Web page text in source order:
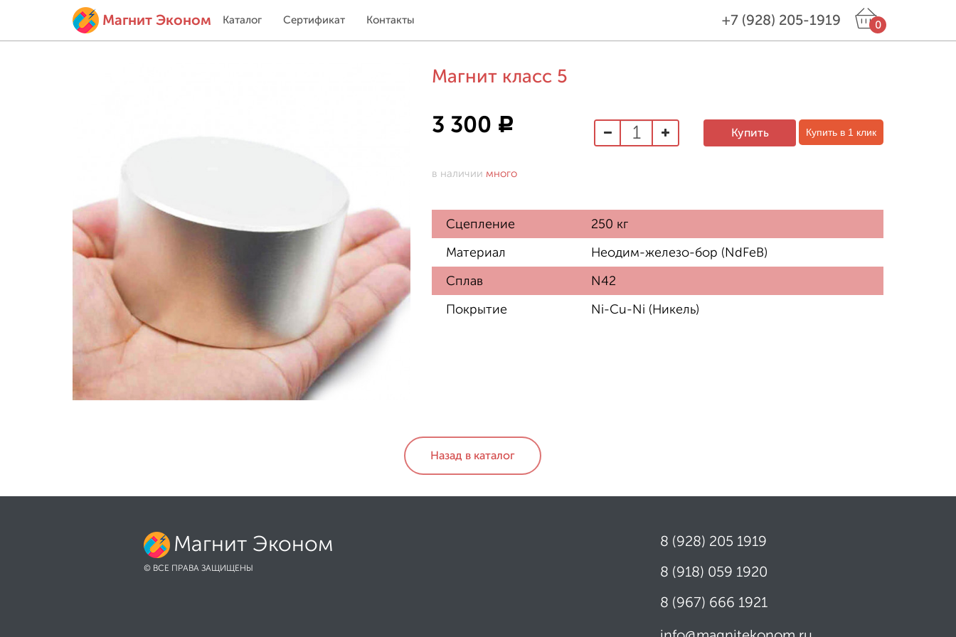
Магнит Эконом Каталог Сертификат Контакты +7 (928) 205-1919 0
Магнит класс 5
Купить в 1 клик
3 300 Р
в наличии много
Сцепление
250 кг
Материал
Неодим-железо-бор (NdFeB)
Сплав
N42
Покрытие
Ni-Cu-Ni (Никель)
Назад в каталог
Магнит Эконом
© ВСЕ ПРАВА ЗАЩИЩЕНЫ
8 (928) 205 1919
8 (918) 059 1920
8 (967) 666 1921